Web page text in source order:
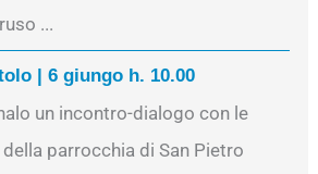
...
| 6 giungo h. 10.00
un incontro-dialogo con le
parrocchia di San Pietro